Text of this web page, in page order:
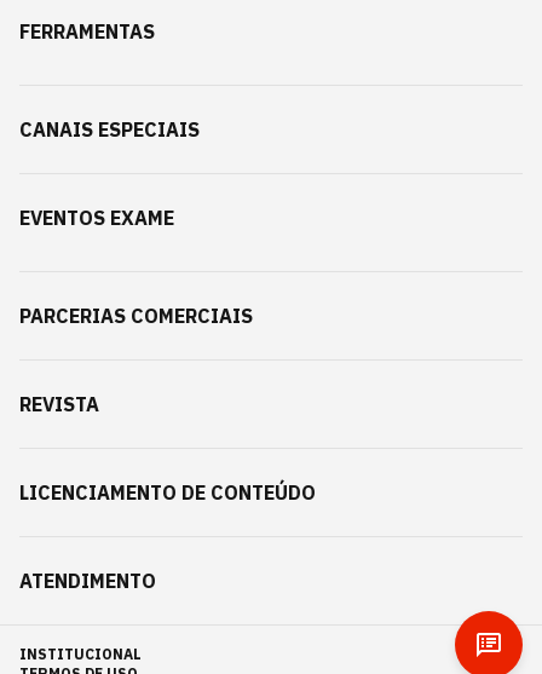
FERRAMENTAS
CANAIS ESPECIAIS
EVENTOS EXAME
PARCERIAS COMERCIAIS
REVISTA
LICENCIAMENTO DE CONTEÚDO
ATENDIMENTO
INSTITUCIONAL